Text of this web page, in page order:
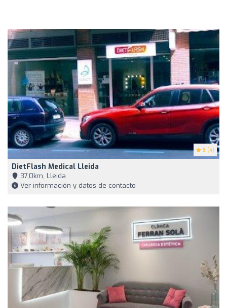
5 (4)
DietFlash Medical Lleida
37,0km, Lleida
Ver información y datos de contacto